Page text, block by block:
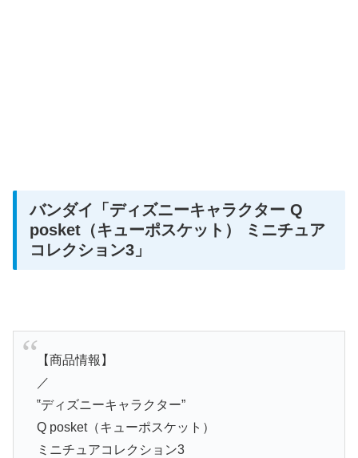
バンダイ 「ディズニーキャラクター Q
posket（キューポスケット） ミニチュア
コレクション3」
【商品情報】
／
‟ディズニーキャラクター”
Q posket（キューポスケット）
ミニチュアコレクション3